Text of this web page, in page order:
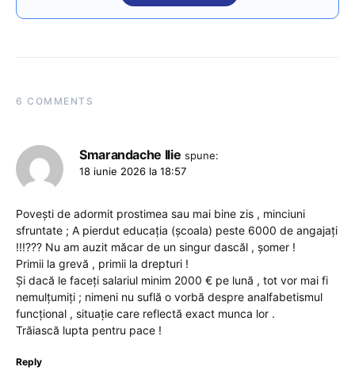
6 COMMENTS
Smarandache Ilie spune:
18 iunie 2026 la 18:57
Povești de adormit prostimea sau mai bine zis , minciuni
sfruntate ; A pierdut educația (școala) peste 6000 de angajați
!!!??? Nu am auzit măcar de un singur dascăl , șomer !
Primii la grevă , primii la drepturi !
Și dacă le faceți salariul minim 2000 € pe lună , tot vor mai fi
nemulțumiți ; nimeni nu suflă o vorbă despre analfabetismul
funcțional , situație care reflectă exact munca lor .
Trăiască lupta pentru pace !
Reply